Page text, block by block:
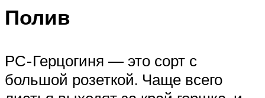
Полив
РС-Герцогиня — это сорт с
большой розеткой. Чаще всего